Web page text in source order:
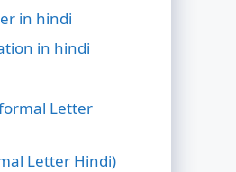
in hindi
in hindi
Letter
Letter Hindi)